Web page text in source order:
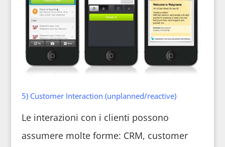
5) Customer Interaction (unplanned/reactive)
Le interazioni con i clienti possono
assumere molte forme: CRM, customer